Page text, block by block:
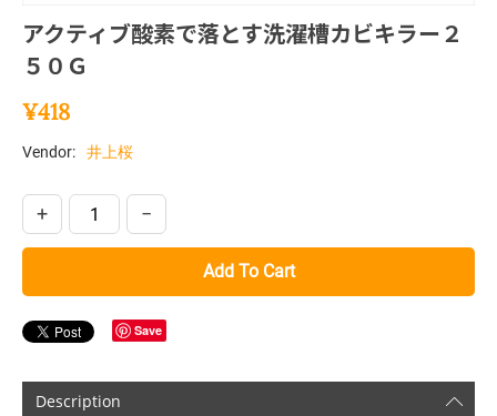
アクティブ酸素で落とす洗濯槽カビキラー２
５０Ｇ
¥418
Vendor: 井上桜
+ −
Add To Cart
Save
Description